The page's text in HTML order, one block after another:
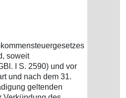
soweit
I S. 2590) und vor
und nach dem 31.
geltenden